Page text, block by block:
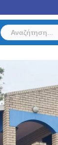
Αναζήτηση
για: